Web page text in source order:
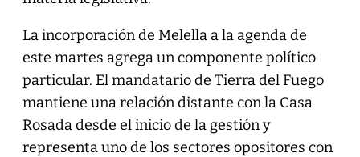
La incorporación de Melella a la agenda de
este martes agrega un componente político
particular. El mandatario de Tierra del Fuego
mantiene una relación distante con la Casa
Rosada desde el inicio de la gestión y
representa uno de los sectores opositores con